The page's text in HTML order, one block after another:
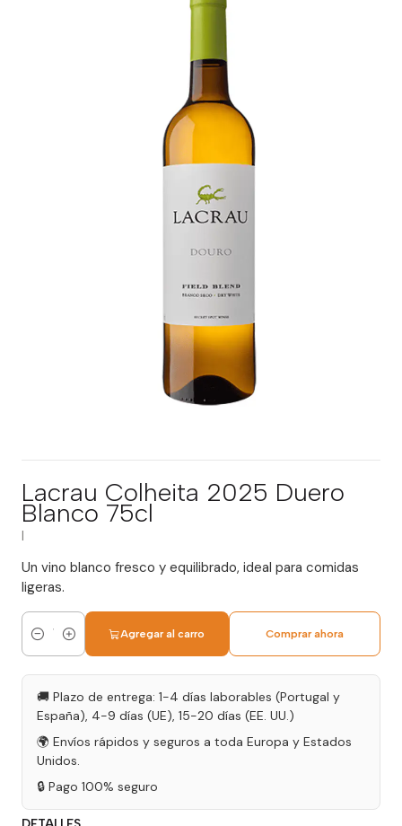
Lacrau Colheita 2025 Duero
Blanco 75cl
Un vino blanco fresco y equilibrado, ideal para comidas
ligeras.
Cantidad
Agregar al carro Comprar ahora
🚚 Plazo de entrega: 1-4 días laborables (Portugal y
España), 4-9 días (UE), 15-20 días (EE. UU.)
🌍 Envíos rápidos y seguros a toda Europa y Estados
Unidos.
🔒 Pago 100% seguro